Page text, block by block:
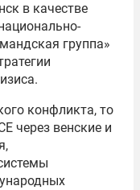
в качестве
группа»
конфликта, то
через венские и